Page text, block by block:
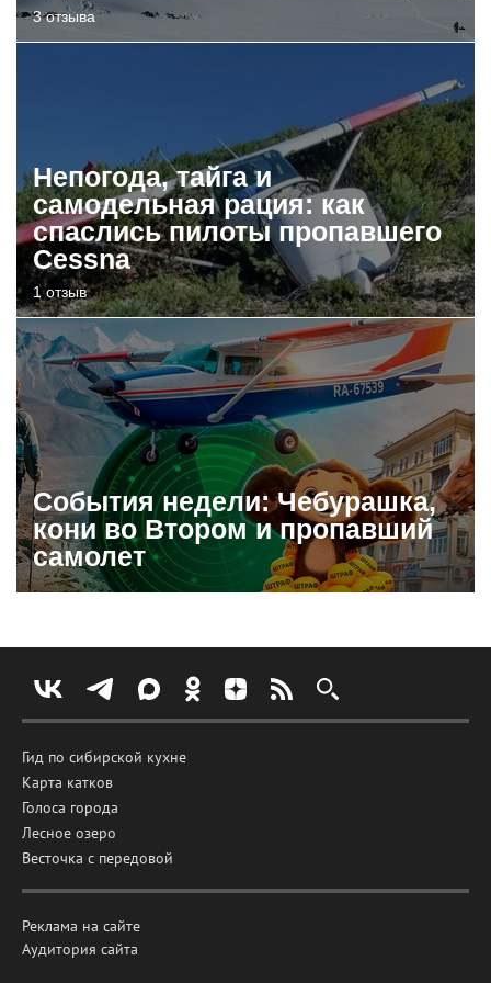
3 отзыва
Непогода, тайга и
самодельная рация: как
спаслись пилоты пропавшего
Cessna
1 отзыв
События недели: Чебурашка,
кони во Втором и пропавший
самолет
Гид по сибирской кухне
Карта катков
Голоса города
Лесное озеро
Весточка с передовой
Реклама на сайте
Аудитория сайта